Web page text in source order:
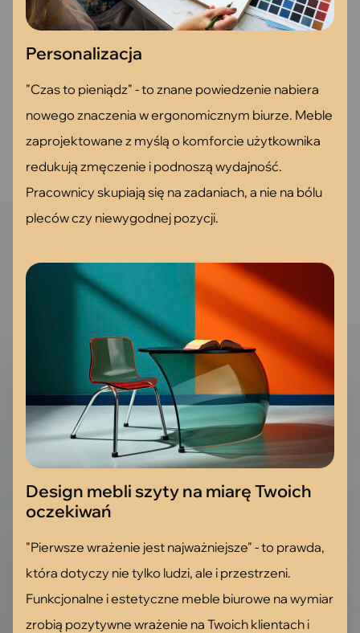
Personalizacja
"Czas to pieniądz" - to znane powiedzenie nabiera
nowego znaczenia w ergonomicznym biurze. Meble
zaprojektowane z myślą o komforcie użytkownika
redukują zmęczenie i podnoszą wydajność.
Pracownicy skupiają się na zadaniach, a nie na bólu
pleców czy niewygodnej pozycji.
Design mebli szyty na miarę Twoich
oczekiwań
"Pierwsze wrażenie jest najważniejsze" - to prawda,
która dotyczy nie tylko ludzi, ale i przestrzeni.
Funkcjonalne i estetyczne meble biurowe na wymiar
zrobią pozytywne wrażenie na Twoich klientach i